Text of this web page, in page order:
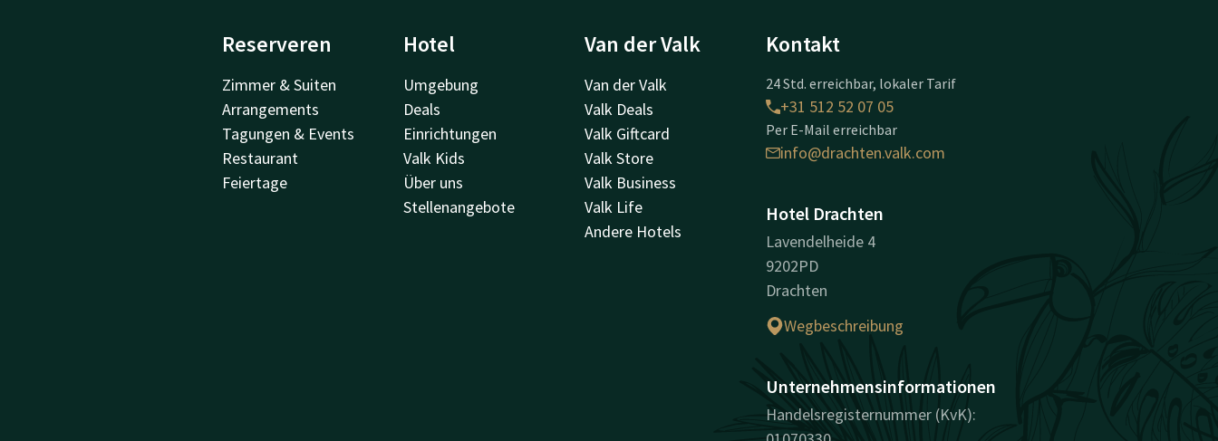
Reserveren
Zimmer & Suiten
Arrangements
Tagungen & Events
Restaurant
Feiertage
Hotel
Umgebung
Deals
Einrichtungen
Valk Kids
Über uns
Stellenangebote
Van der Valk
Van der Valk
Valk Deals
Valk Giftcard
Valk Store
Valk Business
Valk Life
Andere Hotels
Kontakt
24 Std. erreichbar, lokaler Tarif
+31 512 52 07 05
Per E-Mail erreichbar
info@drachten.valk.com
Hotel Drachten
Lavendelheide 4
9202PD
Drachten
Wegbeschreibung
Unternehmensinformationen
Handelsregisternummer (KvK):